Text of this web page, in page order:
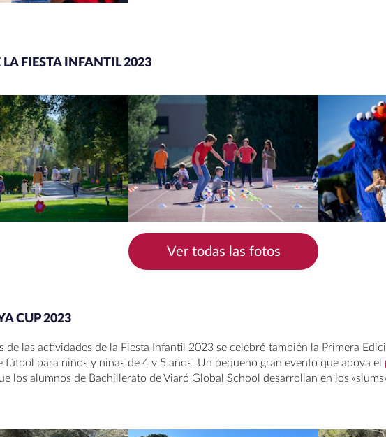
LA FIESTA INFANTIL 2023
Ver todas las fotos
CUP 2023
de las actividades de la Fiesta Infantil 2023 se celebró también la Primera
fútbol para niños y niñas de 4 y 5 años. Un pequeño gran evento que apoya el
los alumnos de Bachillerato de Viaró Global School desarrollan en los